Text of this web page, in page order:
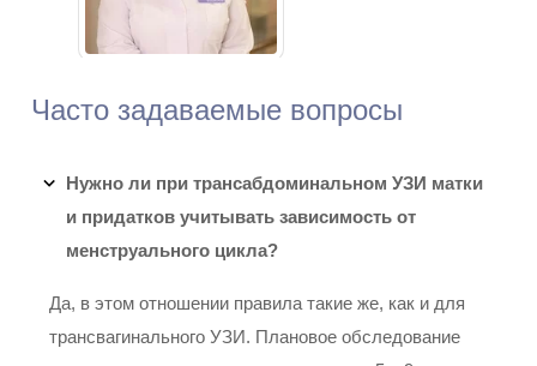
227
Стаж: 36 лет
диагностики высшей
Часто задаваемые вопросы
Нужно ли при трансабдоминальном УЗИ матки
и придатков учитывать зависимость от
менструального цикла?
Да, в этом отношении правила такие же, как и для
трансвагинального УЗИ. Плановое обследование